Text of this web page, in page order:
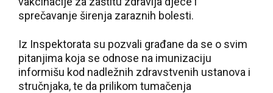
sprečavanje širenja zaraznih bolesti.
Iz Inspektorata su pozvali građane da se o svim
pitanjima koja se odnose na imunizaciju
informišu kod nadležnih zdravstvenih ustanova i
stručnjaka, te da prilikom tumačenja